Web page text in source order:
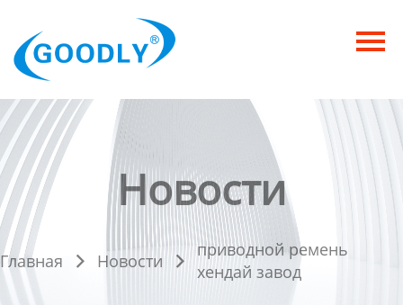
Продукция
ОТРАСЛИ
Категория
Новости
Контакты
Новости
Главная  Новости 
приводной ремень
хендай завод